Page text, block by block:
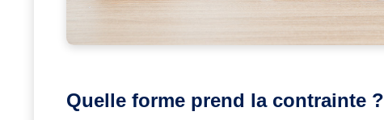
Quelle forme prend la contrainte ?